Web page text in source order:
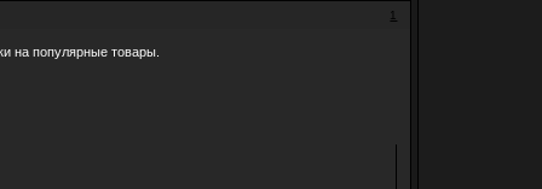
1
на популярные товары.